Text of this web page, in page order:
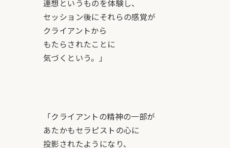
連想というものを体験し、
セッション後にそれらの感覚が
クライアントから
もたらされたことに
気づくという。」
「クライアントの精神の一部が
あたかもセラピストの心に
投影されたようになり、